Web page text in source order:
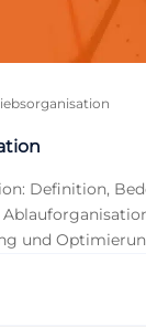
Definition,
und
Unternehmen.
von